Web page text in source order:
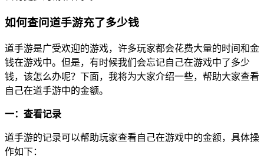
如何查问道手游充了多少钱
道手游是广受欢迎的游戏，许多玩家都会花费大量的时间和金
钱在游戏中。但是，有时候我们会忘记自己在游戏中了多少
钱，该怎么办呢？下面，我将为大家介绍一些，帮助大家查看
自己在道手游中的金额。
一：查看记录
道手游的记录可以帮助玩家查看自己在游戏中的金额，具体操
作如下：